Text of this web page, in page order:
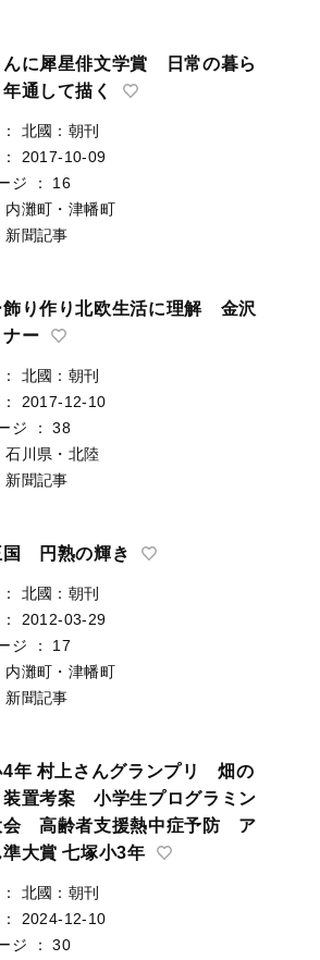
んに犀星俳文学賞 日常の暮ら
通して描く
：
北國：朝刊
：
2017-10-09
ジ
：
16
内灘町・津幡町
新聞記事
飾り作り北欧生活に理解 金沢
ー
：
北國：朝刊
：
2017-12-10
ジ
：
38
石川県・北陸
新聞記事
国 円熟の輝き
：
北國：朝刊
：
2012-03-29
ジ
：
17
内灘町・津幡町
新聞記事
4年 村上さんグランプリ 畑の
装置考案 小学生プログラミン
会 高齢者支援熱中症予防 ア
準大賞 七塚小3年
：
北國：朝刊
：
2024-12-10
ジ
：
30